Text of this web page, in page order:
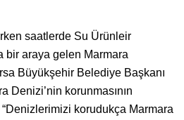
saatlerde Su Ürünleir
bir araya gelen Marmara
Büyükşehir Belediye Başkanı
Denizi’nin korunmasının
korudukça Marmara